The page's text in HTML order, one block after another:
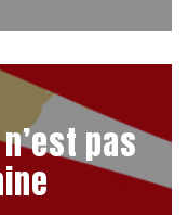
pas